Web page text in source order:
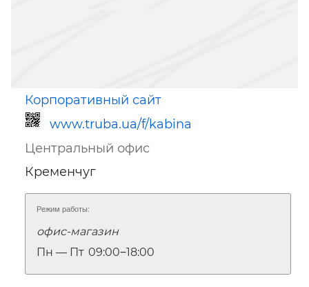
Корпоративный сайт
www.truba.ua/f/kabina
Центральный офис
Кременчуг
Режим работы:
офис-магазин
Пн — Пт 09:00‒18:00